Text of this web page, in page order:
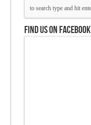
Find us on Facebook